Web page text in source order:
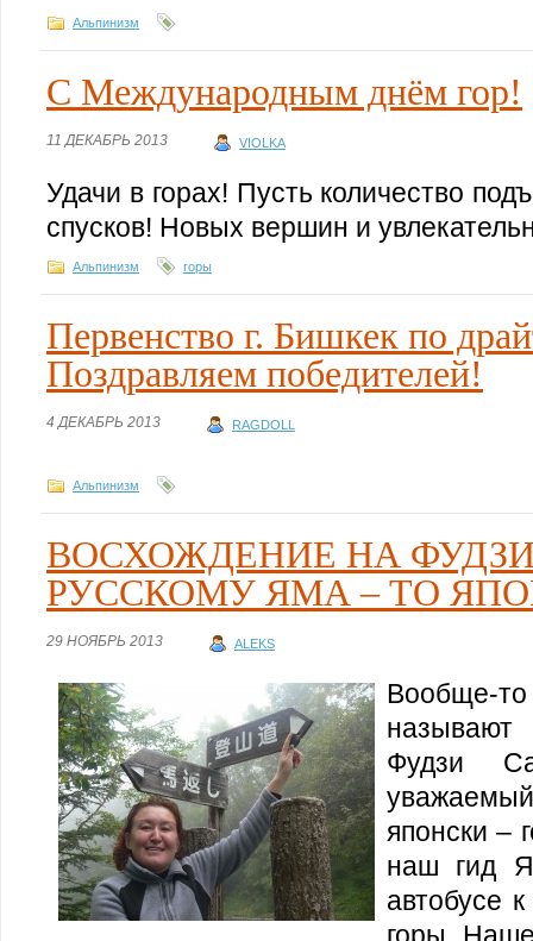
Альпинизм
С Международным днём гор!
11 ДЕКАБРЬ 2013 VIOLKA
Удачи в горах! Пусть количество
спусков! Новых вершин и
Альпинизм горы
Первенство г. Бишкек по
Поздравляем победителей!
4 ДЕКАБРЬ 2013 RAGDOLL
Альпинизм
ВОСХОЖДЕНИЕ НА
РУССКОМУ ЯМА – ТО
29 НОЯБРЬ 2013 ALEKS
Вообще-
Фудзи
японски –
наш гид
автобусе